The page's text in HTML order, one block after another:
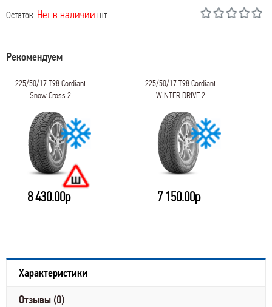
Остаток: Нет в наличии шт.
Рекомендуем
225/50/17 T98 Cordiant
Snow Cross 2
8 430.00р
225/50/17 T98 Cordiant
WINTER DRIVE 2
7 150.00р
Характеристики
Отзывы (0)